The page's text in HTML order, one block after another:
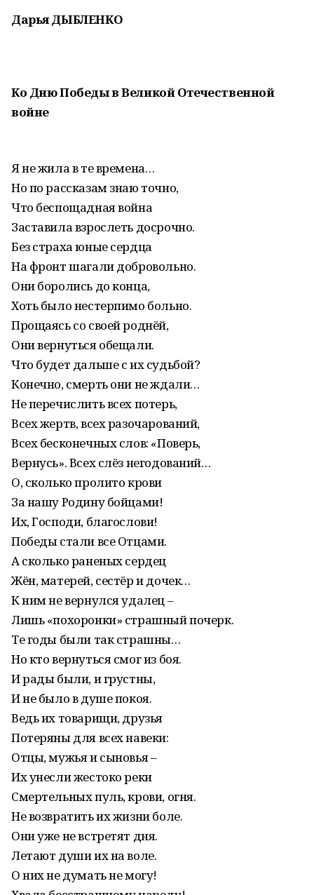
Дарья ДЫБЛЕНКО
Ко Дню Победы в Великой Отечественной
войне
Я не жила в те времена…
Но по рассказам знаю точно,
Что беспощадная война
Заставила взрослеть досрочно.
Без страха юные сердца
На фронт шагали добровольно.
Они боролись до конца,
Хоть было нестерпимо больно.
Прощаясь со своей роднёй,
Они вернуться обещали.
Что будет дальше с их судьбой?
Конечно, смерть они не ждали…
Не перечислить всех потерь,
Всех жертв, всех разочарований,
Всех бесконечных слов: «Поверь,
Вернусь». Всех слёз негодований…
О, сколько пролито крови
За нашу Родину бойцами!
Их, Господи, благослови!
Победы стали все Отцами.
А сколько раненых сердец
Жён, матерей, сестёр и дочек…
К ним не вернулся удалец –
Лишь «похоронки» страшный почерк.
Те годы были так страшны…
Но кто вернуться смог из боя.
И рады были, и грустны,
И не было в душе покоя.
Ведь их товарищи, друзья
Потеряны для всех навеки:
Отцы, мужья и сыновья –
Их унесли жестоко реки
Смертельных пуль, крови, огня.
Не возвратить их жизни боле.
Они уже не встретят дня.
Летают души их на воле.
О них не думать не могу!